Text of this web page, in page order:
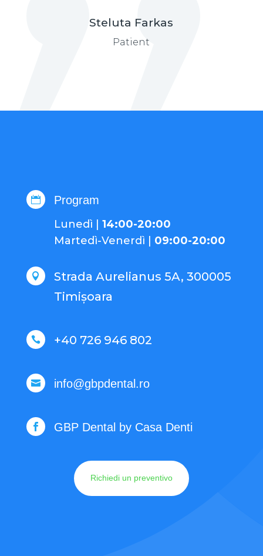
Steluta Farkas
Patient

Program
Lunedì
14:00-20:00
Martedì-Venerdì 09:00-20:00

Strada Aurelianus 5A, 300005
Timișoara
 +40 726 946 802
 info@gbpdental.ro
 GBP Dental by Casa Denti
Richiedi un preventivo